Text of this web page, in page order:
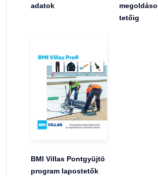
adatok
tetőig
BMI Villas Pontgyüjtö
program lapostetők